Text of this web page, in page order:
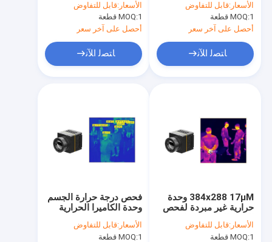
400x300/17μm
الأسعار:قابل للتفاوض
MOQ:1 قطعة
أحصل على آخر سعر
ﺎﺘﺼﻟ ﺍﻶﻧ
للرعاية الصحية
الأسعار:قابل للتفاوض
MOQ:1 قطعة
أحصل على آخر سعر
ﺎﺘﺼﻟ ﺍﻶﻧ
فحص درجة حرارة الجسم
وحدة الكاميرا الحرارية
17μM
الأسعار:قابل للتفاوض
MOQ:1 قطعة
384x288 17μM وحدة
حرارية غير مبردة لفحص
الصور الطبية الحرارية
الأسعار:قابل للتفاوض
MOQ:1 قطعة